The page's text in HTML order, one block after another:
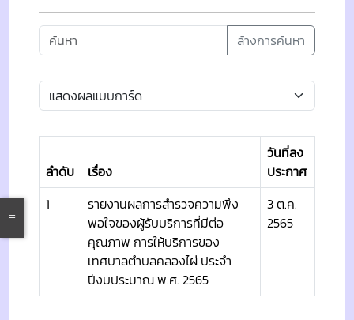
ล้างการค้นหา
ลำดับ เรื่อง
วันที่ลง
ประกาศ
1
รายงานผลการสำรวจความพึง
พอใจของผู้รับบริการที่มีต่อ
คุณภาพ การให้บริการของ
เทศบาลตำบลคลองไผ่ ประจำ
ปีงบประมาณ พ.ศ. 2565
3 ต.ค.
2565